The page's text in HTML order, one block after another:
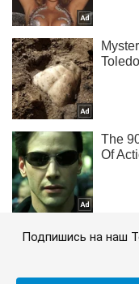
Подпишись на наш